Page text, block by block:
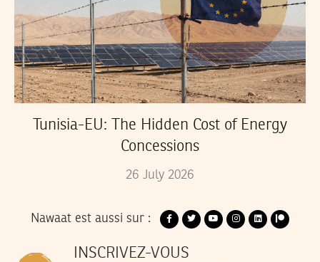
Tunisia-EU: The Hidden Cost of Energy
Concessions
26 July 2026
Nawaat est aussi sur :
INSCRIVEZ-VOUS